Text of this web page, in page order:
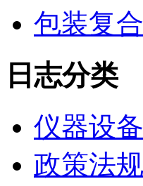
包装复
日志分类
仪器设备
政策法规